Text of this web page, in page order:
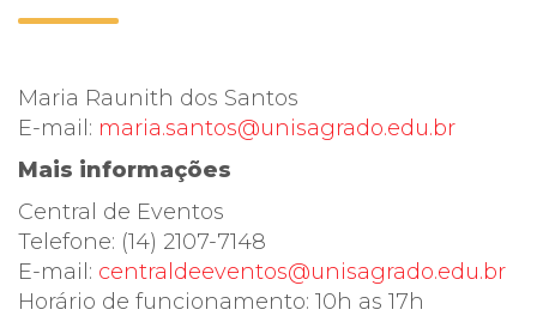
Maria Raunith dos Santos
E-mail: maria.santos@unisagrado.edu.br
Mais informações
Central de Eventos
Telefone: (14) 2107-7148
E-mail: centraldeeventos@unisagrado.edu.br
Horário de funcionamento: 10h as 17h